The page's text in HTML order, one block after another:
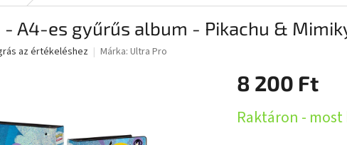
- A4-es gyűrűs album - Pikachu &
az értékeléshez Márka: Ultra Pro
8 200 Ft
Raktáron -